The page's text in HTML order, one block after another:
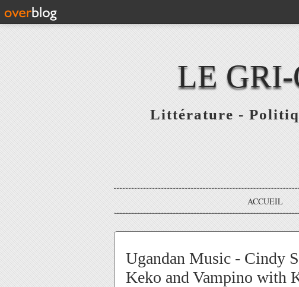
LE
Littérature -
ACCUEIL
Ugandan Music - Cindy
Keko and Vampino with